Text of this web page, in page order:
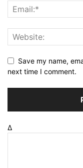
Save my name,
next time I comment.
Δ